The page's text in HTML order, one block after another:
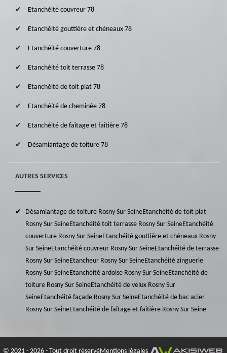
Etanchéité couvreur 78
Etanchéité gouttière et chéneaux 78
Etanchéité couverture 78
Etanchéité toit terrasse 78
Etanchéité de toit plat 78
Etanchéité de cheminée 78
Etanchéité de faîtage et faîtière 78
Désamiantage de toiture 78
AUTRES SERVICES
Désamiantage de toiture Rosny Sur SeineEtanchéité de toit plat
Rosny Sur SeineEtanchéité toit terrasse Rosny Sur SeineEtanchéité
couverture Rosny Sur SeineEtanchéité gouttière et chéneaux Rosny
Sur SeineEtanchéité couvreur Rosny Sur SeineEtanchéité de terrasse
Rosny Sur SeineEtancheur Rosny Sur SeineEtanchéité zinguerie
Rosny Sur SeineEtanchéité ardoise Rosny Sur SeineEtanchéité de
toiture Rosny Sur SeineEtanchéité de velux Rosny Sur
SeineEtanchéité façade Rosny Sur SeineEtanchéité de bac acier
Rosny Sur SeineEtanchéité de faîtage et faîtière Rosny Sur Seine
© 2021 - 2026 - Tout droit réservéMentions légales